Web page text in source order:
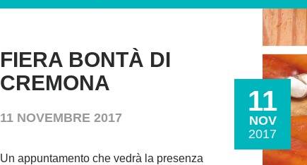
FIERA BONTÀ DI
CREMONA
11 NOVEMBRE 2017
Un appuntamento che vedrà la presenza
11
NOV
2017